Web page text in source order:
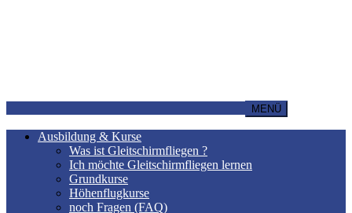
MENÜ
Ausbildung & Kurse
Was ist Gleitschirmfliegen ?
Ich möchte Gleitschirmfliegen lernen
Grundkurse
Höhenflugkurse
noch Fragen (FAQ)